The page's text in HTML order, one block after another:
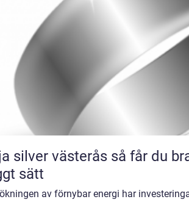
västerås så får du bra betalt på ett
sätt
av förnybar energi har